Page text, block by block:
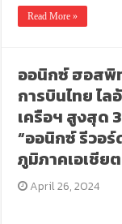
Read More »
ออนิกซ์ ฮอสพิ
การบินไทย ไ
เครือฯ สูงสุด
“ออนิกซ์ รีวอ
ภูมิภาคเอเชีย
April 26, 2024